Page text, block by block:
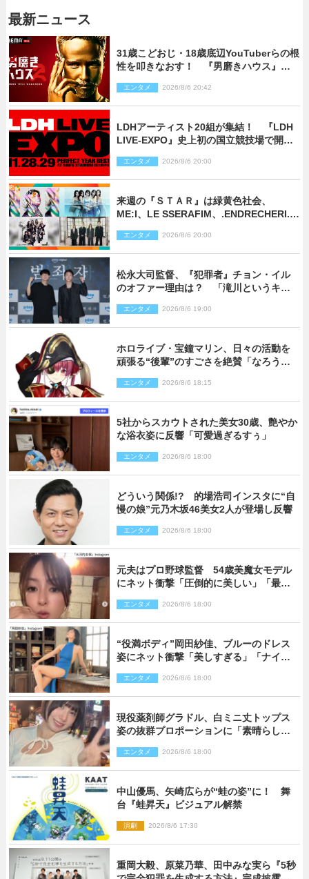
最新ニュース
31歳こどおじ・18歳底辺YouTuberらの根
性を叩きなおす！ 『男磨きハウス』第2
エンタメ 2026/8/6 20:42
LDHアーティスト20組が集結！ 『LDH
LIVE‐EXPO』史上初の国立競技場で開催
エンタメ 2026/8/6 20:00
来週の『ＳＴＡＲ』は緑黄色社会、
ME:I、LE SSERAFIM、.ENDRECHERI.が
エンタメ 2026/8/6 20:00
松永大司監督、『犯罪者』チョン・イル
のオファー理由は？ 「滝川というキャ
かった」
エンタメ 2026/8/6 19:00
ホロライブ・宝鐘マリン、日々の活動を
頑張る“後輩”のすごさを絶賛「なろう系
エンタメ 2026/8/6 18:15
5社からスカウトされた美女30歳、艶やか
な浴衣姿に反響「可愛過ぎるすぅ」
エンタメ 2026/8/6 18:00
どういう関係!? 的場浩司インスタに“自
慢の娘”元乃木坂46美女2人が登場し反響
エンタメ 2026/8/6 18:00
元夫はプロ野球監督 54歳美魔女モデル
にネット衝撃「圧倒的に美しい」「最強
エンタメ 2026/8/6 18:00
“役満ボディ”岡田紗佳、ブルーのドレス
姿にネット衝撃「美しすぎる」「ナイ
エンタメ 2026/8/6 18:00
現役薬剤師グラドル、白ミニ丈トップス
姿の抜群プロポーションに「素晴らしす
エンタメ 2026/8/6 18:00
中山優馬、矢崎広らが“蛙の姿”に！ 舞
台『蛙昇天』ビジュアル解禁
演劇 2026/8/6 17:30
重岡大毅、原菜乃華、田中みな実ら『5秒